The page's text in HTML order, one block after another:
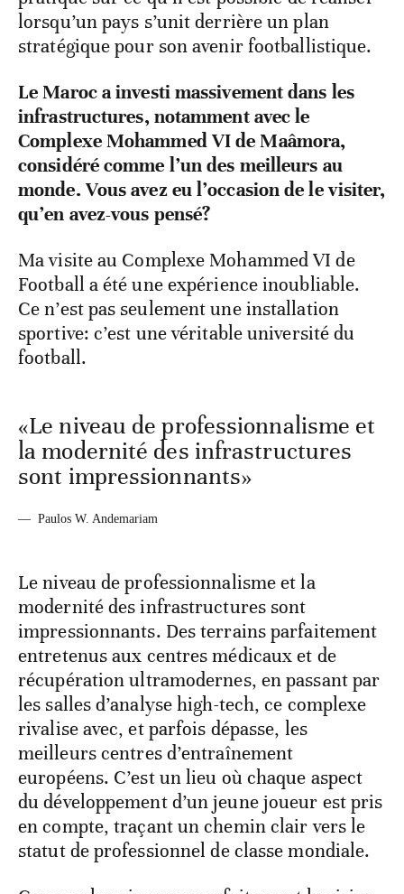
pratique sur ce qu’il est possible de réaliser
lorsqu’un pays s’unit derrière un plan
Le Maroc a investi massivement dans les
infrastructures, notamment avec le
Complexe Mohammed VI de Maâmora,
considéré comme l’un des meilleurs au
monde. Vous avez eu l’occasion de le visiter,
Ma visite au Complexe Mohammed VI de
Football a été une expérience inoubliable.
Ce n’est pas seulement une installation
sportive: c’est une véritable université du
«Le niveau de professionnalisme et
la modernité des infrastructures
Le niveau de professionnalisme et la
modernité des infrastructures sont
impressionnants. Des terrains parfaitement
entretenus aux centres médicaux et de
récupération ultramodernes, en passant par
les salles d’analyse high-tech, ce complexe
rivalise avec, et parfois dépasse, les
meilleurs centres d’entraînement
européens. C’est un lieu où chaque aspect
du développement d’un jeune joueur est pris
en compte, traçant un chemin clair vers le